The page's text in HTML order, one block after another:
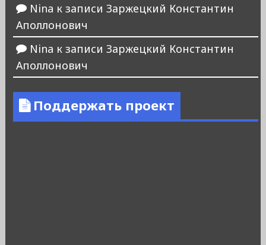
Nina к записи Заржецкий Константин
Аполлонович
Nina к записи Заржецкий Константин
Аполлонович
Поддержать проект